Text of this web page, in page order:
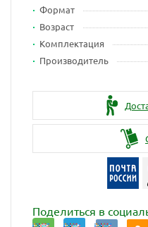
Формат
Возраст
Комплектация
Производитель
Поделиться в